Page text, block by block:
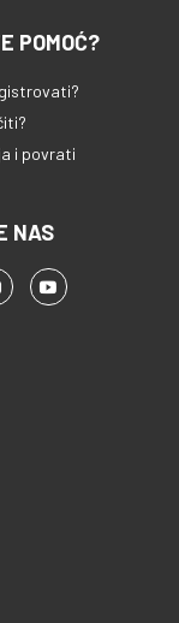
POMOĆ?
i povrati
NAS